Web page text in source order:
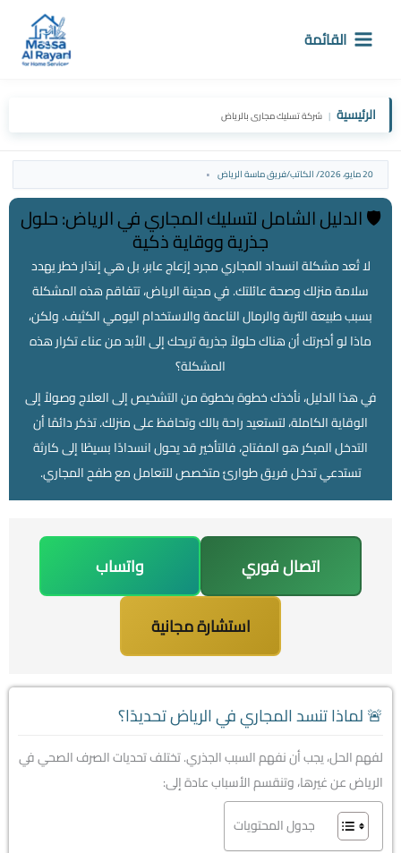
القائمة
الرئيسية | شركة تسليك مجارى بالرياض
20 مايو، 2026 / الكاتب/فريق ماسة الرياض
🛡️ الدليل الشامل لتسليك المجاري في الرياض: حلول
جذرية ووقاية ذكية
لا تُعد مشكلة انسداد المجاري مجرد إزعاج عابر، بل هي إنذار خطر يهدد
سلامة منزلك وصحة عائلتك. في مدينة الرياض، تتفاقم هذه المشكلة
بسبب طبيعة التربة والرمال الناعمة والاستخدام اليومي الكثيف. ولكن،
ماذا لو أخبرتك أن هناك حلولاً جذرية تريحك إلى الأبد من عناء تكرار هذه
المشكلة؟
في هذا الدليل، نأخذك خطوة بخطوة من التشخيص إلى العلاج وصولاً إلى
الوقاية الكاملة، لتستعيد راحة بالك وتحافظ على منزلك. تذكر دائمًا أن
التدخل المبكر هو المفتاح، فالتأخير قد يحول انسدادًا بسيطًا إلى كارثة
تستدعيتدخل فريق طوارئ متخصصللتعامل مع طفح المجاري.
اتصال فوري واتساب
استشارة مجانية
🚨 لماذا تنسد المجاري في الرياض تحديدًا؟
لفهم الحل، يجب أن نفهم السبب الجذري. تختلف تحديات الصرف الصحي في
الرياض عن غيرها، وتنقسم الأسباب عادة إلى:
جدول المحتويات